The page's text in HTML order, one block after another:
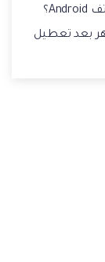
بعد تعطيل